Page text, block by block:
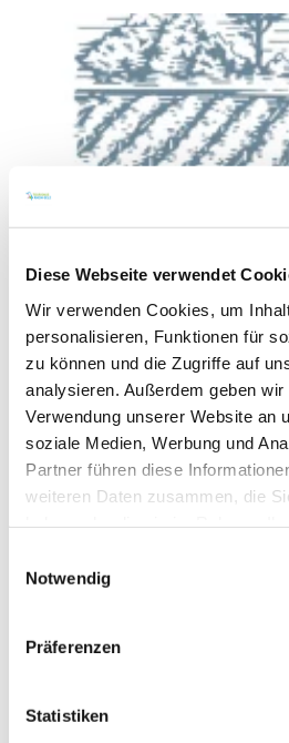
Diese Webseite verwendet
Wir verwenden Cookies, um
personalisieren, Funktionen für
zu können und die Zugriffe auf
analysieren. Außerdem geben
Verwendung unserer Website an
soziale Medien, Werbung und
Partner führen diese
weiteren Daten zusammen, die
Notwendig
Präferenzen
Statistiken